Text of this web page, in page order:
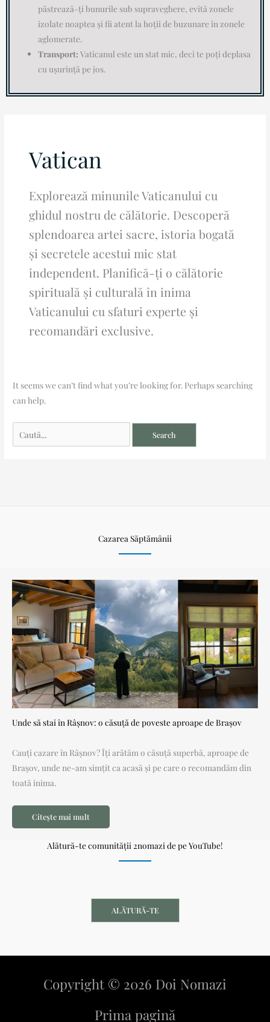
păstrează-ți bunurile sub supraveghere, evită zonele
izolate noaptea și fii atent la hoții de buzunare în zonele
aglomerate.
Transport: Vaticanul este un stat mic, deci te poți deplasa
cu ușurință pe jos.
Vatican
Explorează minunile Vaticanului cu
ghidul nostru de călătorie. Descoperă
splendoarea artei sacre, istoria bogată
și secretele acestui mic stat
independent. Planifică-ți o călătorie
spirituală și culturală în inima
Vaticanului cu sfaturi experte și
recomandări exclusive.
It seems we can’t find what you’re looking for. Perhaps searching
can help.
Cazarea Săptămânii
Unde să stai în Râșnov: o căsuță de poveste aproape de Brașov
Cauți cazare în Râșnov? Îți arătăm o căsuță superbă, aproape de
Brașov, unde ne-am simțit ca acasă și pe care o recomandăm din
toată inima.
Citește mai mult
Alătură-te comunității 2nomazi de pe YouTube!
ALĂTURĂ-TE
Copyright © 2026 Doi Nomazi
Prima pagină